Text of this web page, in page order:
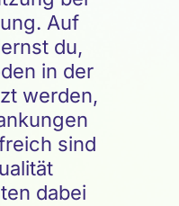
Auf
du,
in der
werden,
sind
dabei